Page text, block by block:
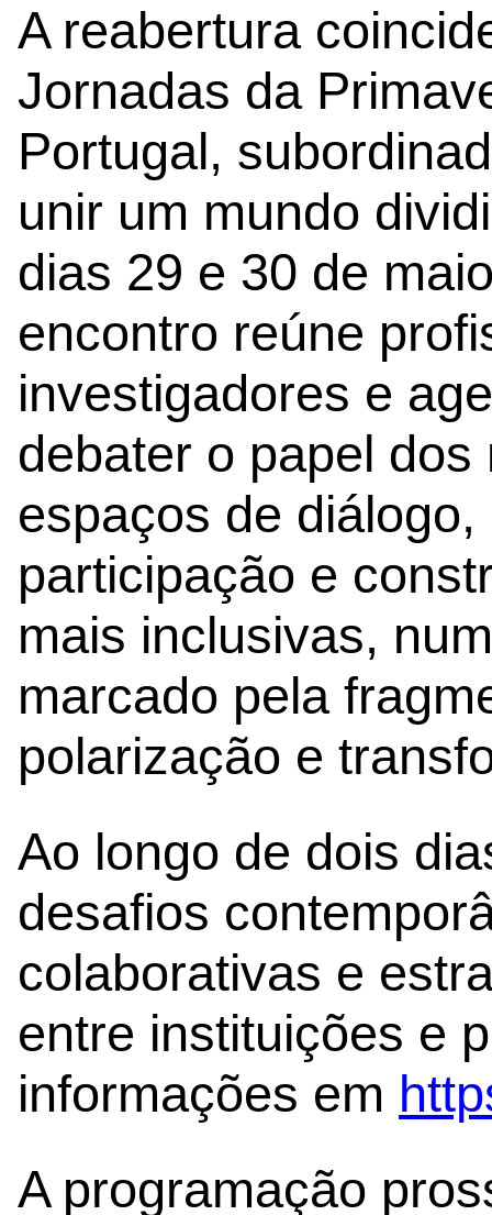
A reabertura
Jornadas da
Portugal,
unir um mundo
dias 29 e 30 de
encontro reúne
investigadores e
debater o papel
espaços de
participação e
mais inclusivas,
marcado pela
polarização e
Ao longo de dois
desafios
colaborativas e
entre instituições e
informações em
A programação